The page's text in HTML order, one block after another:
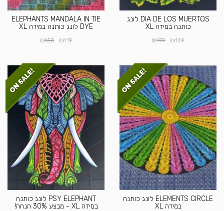
DIA DE LOS MUERTOS לונג
כותנה במידה XL
₪149
₪179
ELEPHANTS MANDALA IN TIE
DYE לונג כותנה במידה XL
₪119
₪150
ELEMENTS CIRCLE לונג כותנה
במידה XL
PSY ELEPHANT לונג כותנה
במידה XL - מבצע 30% הנחה!